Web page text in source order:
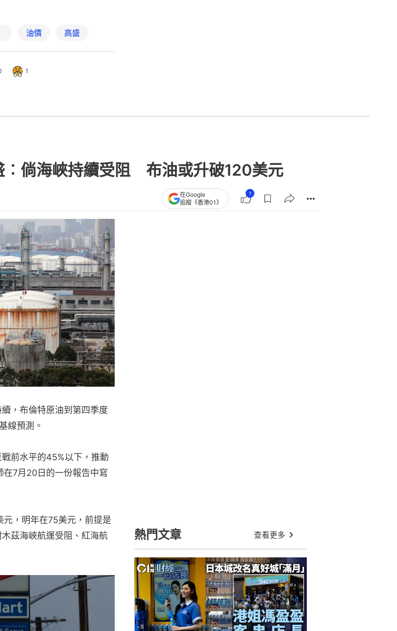
油價 高盛
1
︰倘海峽持續受阻 布油或升破120美元
在Google
追蹤《香港01》
1
，布倫特原油到第四季度
線預測。
前水平的45%以下，推動
7月20日的一份報告中寫
，明年在75美元，前提是
茲海峽航運受阻、紅海航
熱門文章 查看更多